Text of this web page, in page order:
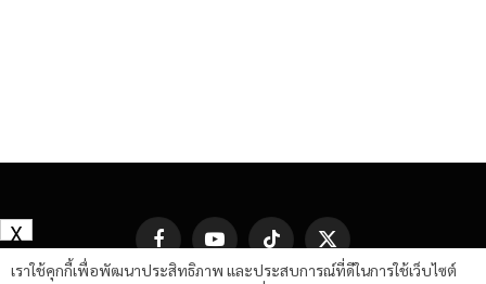
FacebookYouTube TikTok
X
(Twitter)
เราใช้คุกกี้เพื่อพัฒนาประสิทธิภาพ และประสบการณ์ที่ดีในการใช้เว็บไซต์
X